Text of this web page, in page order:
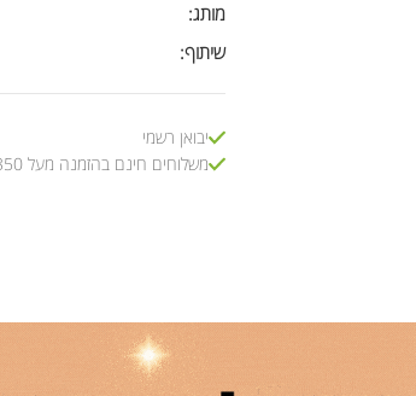
מותג:
שיתוף:
יבואן רשמי
משלוחים חינם בהזמנה מעל 350 ₪